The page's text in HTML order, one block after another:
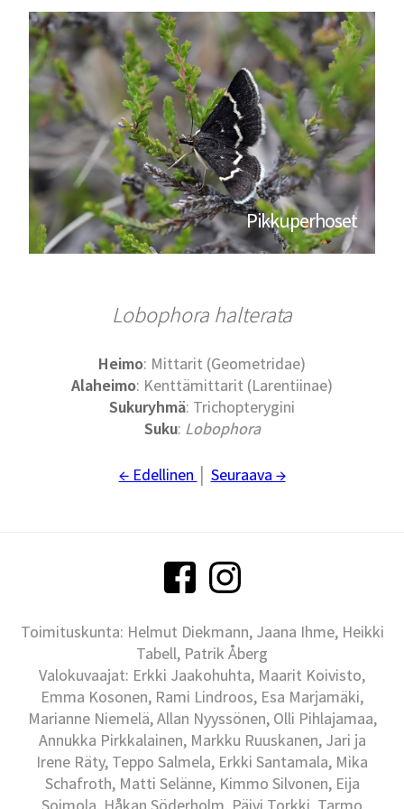
Pikkuperhoset
Lobophora halterata
Heimo: Mittarit (Geometridae)
Alaheimo: Kenttämittarit (Larentiinae)
Sukuryhmä: Trichopterygini
Suku: Lobophora
← Edellinen Seuraava →
Toimituskunta: Helmut Diekmann, Jaana Ihme, Heikki
Tabell, Patrik Åberg
Valokuvaajat: Erkki Jaakohuhta, Maarit Koivisto,
Emma Kosonen, Rami Lindroos, Esa Marjamäki,
Marianne Niemelä, Allan Nyyssönen, Olli Pihlajamaa,
Annukka Pirkkalainen, Markku Ruuskanen, Jari ja
Irene Räty, Teppo Salmela, Erkki Santamala, Mika
Schafroth, Matti Selänne, Kimmo Silvonen, Eija